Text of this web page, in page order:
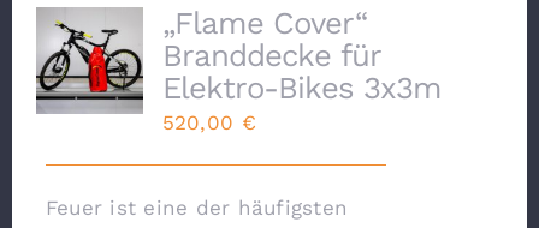
„Flame Cover“
Branddecke für
Elektro-Bikes 3x3m
520,00 €
Feuer ist eine der häufigsten